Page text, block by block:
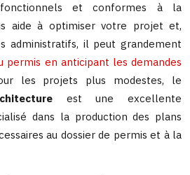
et conformes à la
aide à optimiser votre projet et,
administratifs, il peut grandement
permis en anticipant les demandes
les projets plus modestes, le
est une excellente
dans la production des plans
au dossier de permis et à la